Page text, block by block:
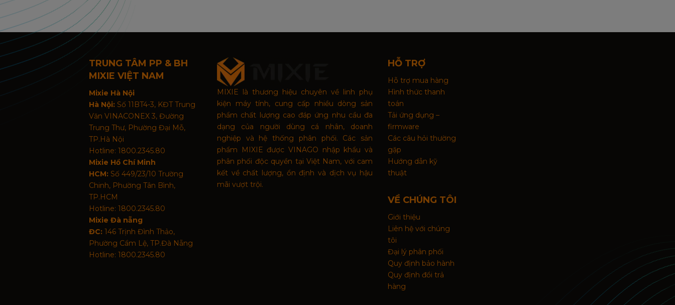
TRUNG TÂM PP & BH
MIXIE VIỆT NAM
Mixie Hà Nội
Hà Nội: Số 11BT4-3, KĐT Trung
Văn VINACONEX 3, Đường
Trung Thư, Phường Đại Mỗ,
TP.Hà Nội
Hotline: 1800.2345.80
Mixie Hồ Chí Minh
HCM: Số 449/23/10 Trường
Chinh, Phường Tân Bình,
TP.HCM
Hotline: 1800.2345.80
Mixie Đà nẵng
ĐC: 146 Trịnh Đình Thảo,
Phường Cẩm Lệ, TP.Đà Nẵng
Hotline: 1800.2345.80
MIXIE là thương hiệu chuyên về linh phụ
kiện máy tính, cung cấp nhiều dòng sản
phẩm chất lượng cao đáp ứng nhu cầu đa
dạng của người dùng cá nhân, doanh
nghiệp và hệ thống phân phối. Các sản
phẩm MIXIE được VINAGO nhập khẩu và
phân phối độc quyền tại Việt Nam, với cam
kết về chất lượng, ổn định và dịch vụ hậu
mãi vượt trội.
HỖ TRỢ
Hỗ trợ mua hàng
Hình thức thanh
toán
Tải ứng dụng –
firmware
Các câu hỏi thường
gặp
Hướng dẫn kỹ
thuật
VỀ CHÚNG TÔI
Giới thiệu
Liên hệ với chúng
tôi
Đại lý phân phối
Quy định bảo hành
Quy định đổi trả
hàng